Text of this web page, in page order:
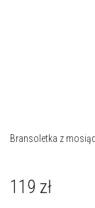
Bransoletka z
119 zł